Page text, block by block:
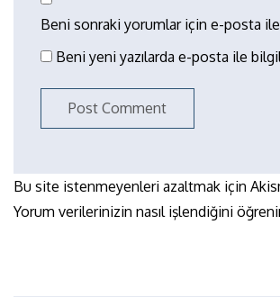
Beni sonraki yorumlar için e-posta
Beni yeni yazılarda e-posta ile
Bu site istenmeyenleri azaltmak için
Yorum verilerinizin nasıl işlendiğini